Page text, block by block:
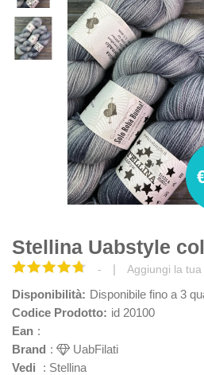
Stellina Uabstyle
- | Aggiungi la
Disponibilità: Disponibile fino a 3
Codice Prodotto: id 20100
Ean :
Brand :
UabFilati
Vedi
: Stellina